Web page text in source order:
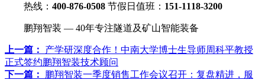
热线： 400-876-0508 节假日值班： 151-1118-3200
鹏翔智装 — 40年专注隧道及矿山智能装备
上一篇：
产学研深度合作！中南大学博士生导师周科平教授
正式签约鹏翔智装技术顾问
下一篇：
鹏翔智装一季度销售工作会议召开：复盘精进，服